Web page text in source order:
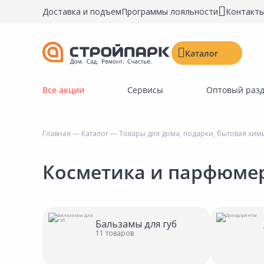
Доставка и подъемПрограммы лояльности Контакты
Каталог
Строительные материалы
Инструменты и крепёж
Керамическая плитка
Потолочные и стеновые покрытия
Все акции Сервисы Оптовый
Главная — Каталог—Товары для дома, подарки, бытовая
Косметика и
Бальзамы для губ
11 товаров